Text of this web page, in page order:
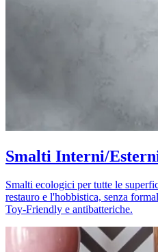
Smalti Interni/
Smalti ecologici per tutte le
restauro e l'hobbistica, senza
Toy-Friendly e antibatteriche.